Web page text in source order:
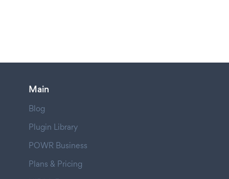
Main
Blog
Plugin Library
POWR Business
Plans & Pricing